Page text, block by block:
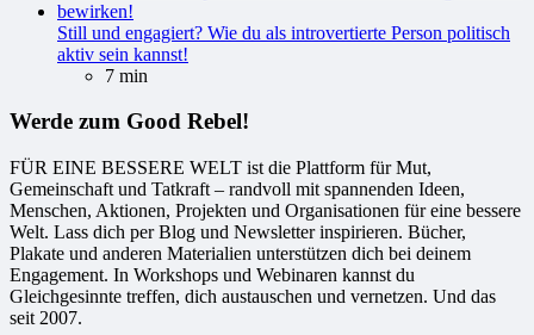
Still und engagiert? Wie du als introvertierte Person politisch
aktiv sein kannst!
7 min
Werde zum Good Rebel!
FÜR EINE BESSERE WELT ist die Plattform für Mut,
Gemeinschaft und Tatkraft – randvoll mit spannenden Ideen,
Menschen, Aktionen, Projekten und Organisationen für eine bessere
Welt. Lass dich per Blog und Newsletter inspirieren. Bücher,
Plakate und anderen Materialien unterstützen dich bei deinem
Engagement. In Workshops und Webinaren kannst du
Gleichgesinnte treffen, dich austauschen und vernetzen. Und das
seit 2007.